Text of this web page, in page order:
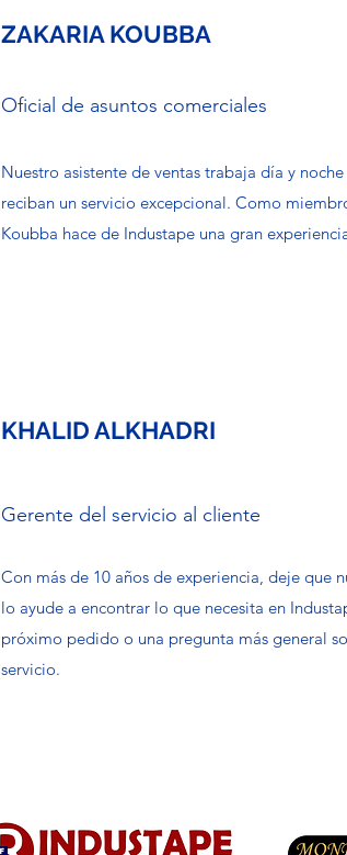
ZAKARIA KOUBBA
Oficial de asuntos comerciales
Nuestro asistente de ventas trabaja día y
reciban un servicio excepcional. Como
Koubba hace de Industape una gran
KHALID ALKHADRI
Gerente del servicio al cliente
Con más de 10 años de experiencia, deje que
lo ayude a encontrar lo que necesita en
próximo pedido o una pregunta más general
servicio.